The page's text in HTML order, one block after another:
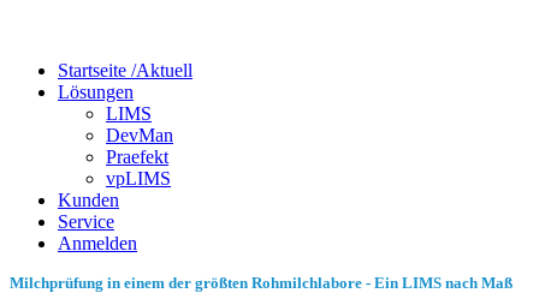
Startseite /Aktuell
Lösungen
LIMS
DevMan
Praefekt
vpLIMS
Kunden
Service
Anmelden
Milchprüfung in einem der größten Rohmilchlabore - Ein LIMS nach Maß